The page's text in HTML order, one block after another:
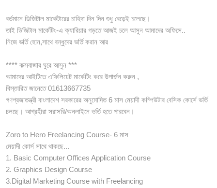
বর্তমানে ডিজিটাল মার্কেটারের চাহিদা দিন দিন শুধু বেড়েই চলেছে।
তাই ডিজিটাল মার্কেটিং-এ ক্যারিয়ার গড়তে আজই চলে আসুন আমাদের অফিসে..
নিজে ভর্তি হোন,সাথে বন্ধুদের ভর্তি করান আর
**** কক্সবাজার ঘুরে আসুন ***
আমাদের আইটিতে এফিলিয়েট মার্কেটিং করে উপার্জন করুন ,
বিস্তারিত জানেতে 01613667735
গণপ্রজাতন্ত্রী বাংলাদেশ সরকারের অনুমোদিত 6 মাস মেয়াদী কম্পিউটার বেসিক কোর্সে ভর্তি
চলছে। আগ্রহীরা সরাসরি/অনলাইনে ভর্তি হতে পারবেন।
Zoro to Hero Freelancing Course- 6 মাস
মেয়াদী কোর্স সাথে থাকছে...
1. Basic Computer Offices Application Course
2. Graphics Design Course
3.Digital Marketing Course with Freelancing